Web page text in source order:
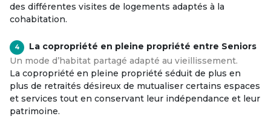
des différentes visites de logements adaptés à la
cohabitation.
4
La copropriété en pleine propriété entre Seniors
Un mode d’habitat partagé adapté au vieillissement.
La copropriété en pleine propriété séduit de plus en
plus de retraités désireux de mutualiser certains espaces
et services tout en conservant leur indépendance et leur
patrimoine.